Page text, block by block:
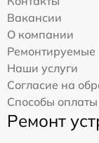
Вакансии
О компании
Ремонтируемые
Наши услуги
Согласие на
Способы оплаты
Ремонт